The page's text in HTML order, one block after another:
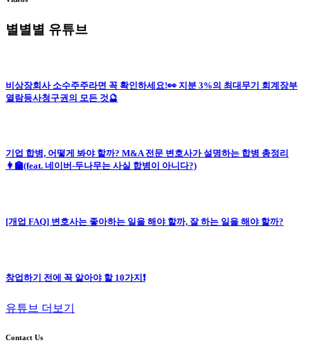
별별별 유튜브
비상장회사 소수주주라면 꼭 확인하세요!👀 지분 3%의 최대무기 회계장부
열람등사청구권의 모든 것🔮
기업 합병, 어떻게 봐야 할까? M&A 전문 변호사가 설명하는 합병 총정리
👩‍🏫(feat. 네이버-두나무는 사실 합병이 아니다?)
[개업 FAQ] 변호사는 좋아하는 일을 해야 할까, 잘 하는 일을 해야 할까?
창업하기 전에 꼭 알아야 할 10가지❗
유튜브 더보기
Contact Us